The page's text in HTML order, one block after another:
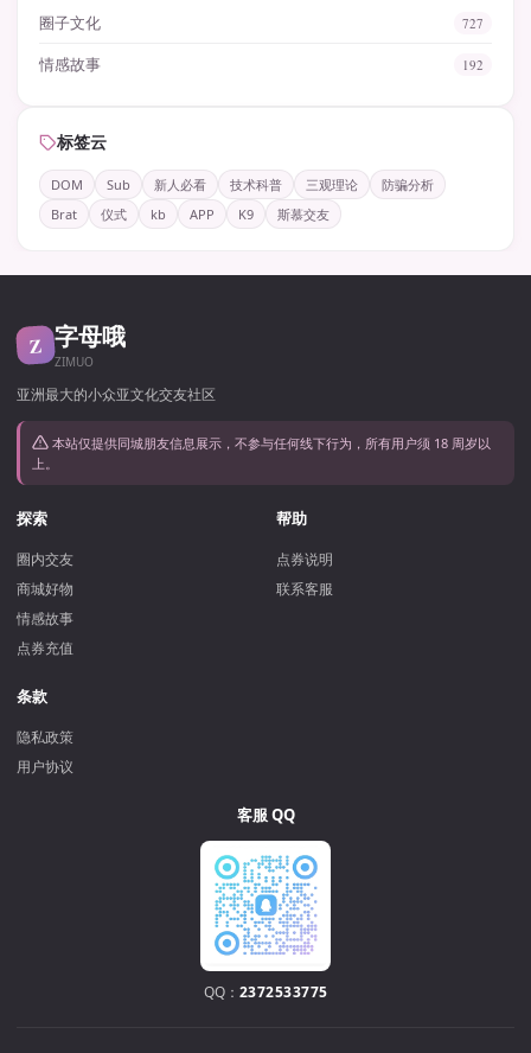
圈子文化 727
情感故事 192
标签云
DOM Sub 新人必看 技术科普 三观理论
防骗分析
Brat
仪式 kb APP K9 斯慕交友
Z 字母哦
ZIMUO
亚洲最大的小众亚文化交友社区
本站仅提供同城朋友信息展示，不参与任何线下行为，所有用户须 18 周岁以
上。
探索
圈内交友
商城好物
情感故事
点券充值
帮助
点券说明
联系客服
条款
隐私政策
用户协议
客服 QQ
QQ： 2372533775